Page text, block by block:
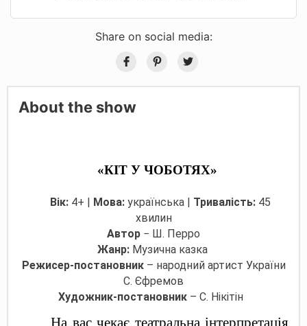
Share on social media:
About the show
«КІТ У ЧОБОТЯХ»
Вік: 4+ | Мова: українська | Тривалість: 45
хвилин
Автор − Ш. Перро
Жанр:Музична казка
Режисер-постановник– народний артист України
С. Єфремов
Художник-постановник – С. Нікітін
На вас чекає театральна інтерпретація